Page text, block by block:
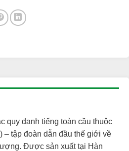
quy danh tiếng toàn cầu thuộc
– tập đoàn dẫn đầu thế giới về
Được sản xuất tại Hàn